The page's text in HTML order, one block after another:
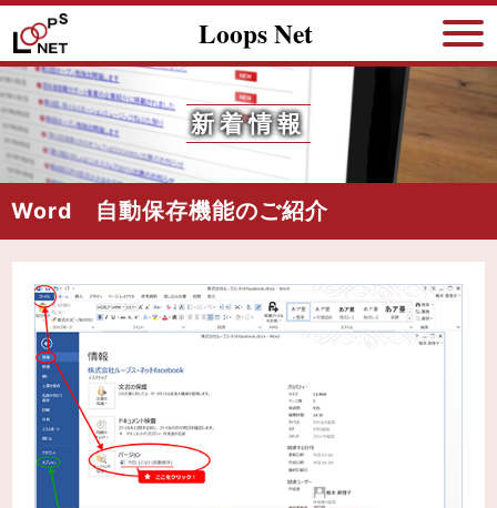
Loops Net
新着情報
Word 自動保存機能のご紹介